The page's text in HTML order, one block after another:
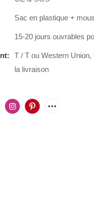
Sac en plastique +
15-20 jours ouvrables
T / T ou Western
la livraison